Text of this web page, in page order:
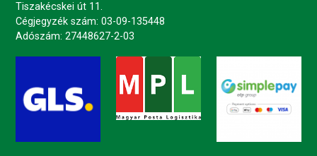
Tiszakécskei út 11.
Cégjegyzék szám: 03-09-135448
Adószám: 27448627-2-03